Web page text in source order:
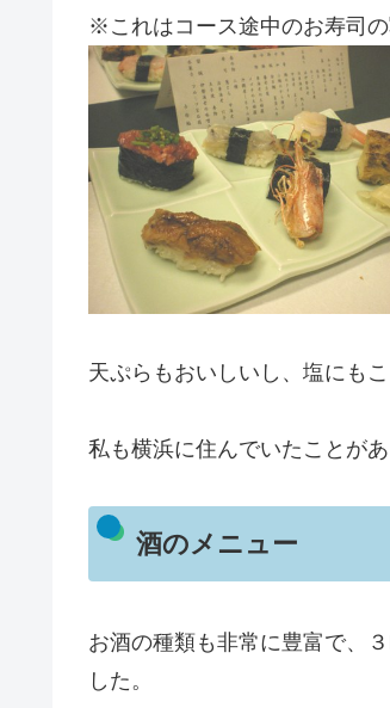
※これはコース途中のお寿司
天ぷらもおいしいし、塩にも
私も横浜に住んでいたことが
酒のメニュー
お酒の種類も非常に豊富で、
した。